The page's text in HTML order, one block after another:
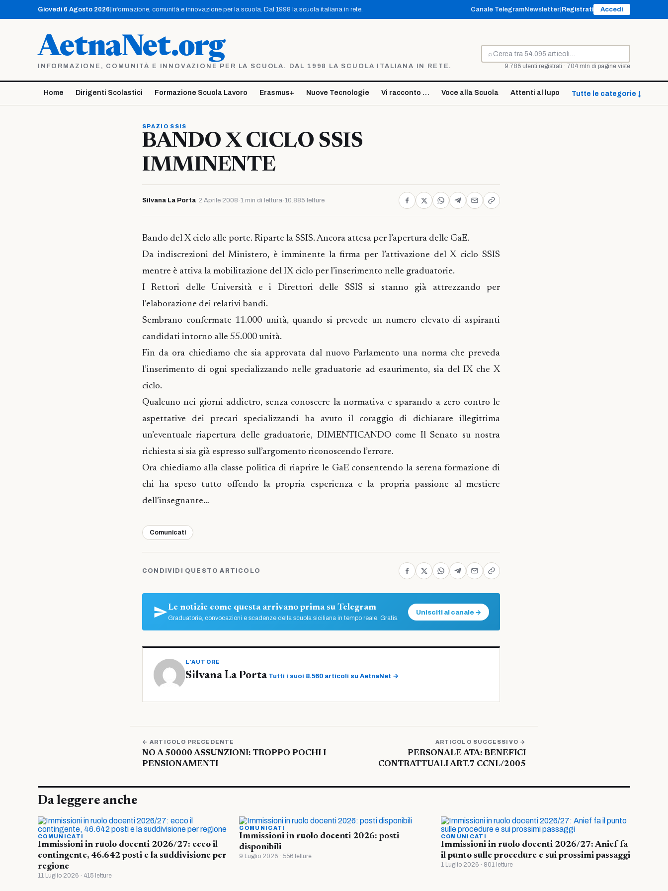
contenuto
Giovedì 6 Agosto 2026 Informazione, comunità e innovazione per la scuola. Dal 1998 la scuola italiana in rete. Canale TelegramNewsletter Registrati Accedi
AetnaNet.org
INFORMAZIONE, COMUNITÀ E INNOVAZIONE PER LA SCUOLA. DAL 1998 LA SCUOLA ITALIANA IN RETE.
⌕
Cerca
9.786 utenti registrati · 704 mln di pagine viste
Home Dirigenti Scolastici Formazione Scuola Lavoro Erasmus+ Nuove Tecnologie Vi racconto … Voce alla Scuola Attenti al lupo Tutte le categorie ↓
SPAZIO SSIS
BANDO X CICLO SSIS
IMMINENTE
Silvana La Porta· 2 Aprile 2008 ·1 min di lettura·10.885 letture
Bando del X ciclo alle porte. Riparte la SSIS. Ancora attesa per l’apertura delle GaE.
Da indiscrezioni del Ministero, è imminente la firma per l’attivazione del X ciclo SSIS
mentre è attiva la mobilitazione del IX ciclo per l’inserimento nelle graduatorie.
I Rettori delle Università e i Direttori delle SSIS si stanno già attrezzando per
l’elaborazione dei relativi bandi.
Sembrano confermate 11.000 unità, quando si prevede un numero elevato di aspiranti
candidati intorno alle 55.000 unità.
Fin da ora chiediamo che sia approvata dal nuovo Parlamento una norma che preveda
l’inserimento di ogni specializzando nelle graduatorie ad esaurimento, sia del IX che X
ciclo.
Qualcuno nei giorni addietro, senza conoscere la normativa e sparando a zero contro le
aspettative dei precari specializzandi ha avuto il coraggio di dichiarare illegittima
un’eventuale riapertura delle graduatorie, DIMENTICANDO come Il Senato su nostra
richiesta si sia già espresso sull’argomento riconoscendo l’errore.
Ora chiediamo alla classe politica di riaprire le GaE consentendo la serena formazione di
chi ha speso tutto offendo la propria esperienza e la propria passione al mestiere
dell’insegnante…
Comunicati
CONDIVIDI QUESTO ARTICOLO
Le notizie come questa arrivano prima su Telegram
Graduatorie, convocazioni e scadenze della scuola siciliana in tempo reale. Gratis.
Unisciti al canale →
L'AUTORE
Silvana La Porta Tutti i suoi 8.560 articoli su AetnaNet →
← ARTICOLO PRECEDENTE
NO A 50000 ASSUNZIONI: TROPPO POCHI I
PENSIONAMENTI
ARTICOLO SUCCESSIVO →
PERSONALE ATA: BENEFICI
CONTRATTUALI ART.7 CCNL/2005
Da leggere anche
COMUNICATI
Immissioni in ruolo docenti 2026/27: ecco il
contingente, 46.642 posti e la suddivisione per
regione
11 Luglio 2026 · 415 letture
COMUNICATI
Immissioni in ruolo docenti 2026: posti
disponibili
9 Luglio 2026 · 556 letture
COMUNICATI
Immissioni in ruolo docenti 2026/27: Anief fa
il punto sulle procedure e sui prossimi passaggi
1 Luglio 2026 · 801 letture